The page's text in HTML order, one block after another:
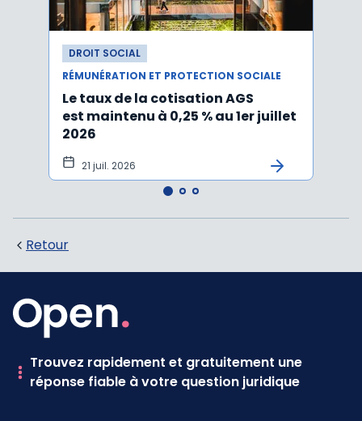
DROIT SOCIAL
RÉMUNÉRATION ET PROTECTION SOCIALE
Le taux de la cotisation AGS
est maintenu à 0,25 % au 1er juillet
2026
21 juil. 2026
Retour
Trouvez rapidement et gratuitement une
réponse fiable à votre question juridique